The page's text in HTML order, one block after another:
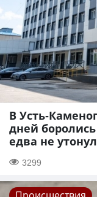
В Усть-
дней
едва не утонул
3299